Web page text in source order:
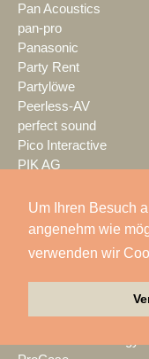
Um Ihren Besuch
angenehm wie
verwenden wir
Pan Acoustics
pan-pro
Panasonic
Party Rent
Partylöwe
Peerless-AV
perfect sound
Pico Interactive
PIK AG
PlexusAV
Point Source Audio
PowerLightsAugsburg
preworks
Pro Audio-Technik